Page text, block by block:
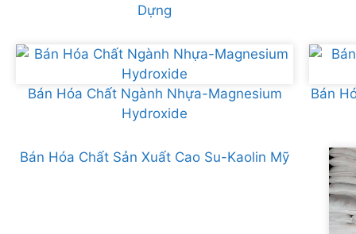
Dựng
Bán Hóa Chất Ngành Nhựa-Magnesium
Hydroxide
Bán
Bán Hóa Chất Sản Xuất Cao Su-Kaolin Mỹ